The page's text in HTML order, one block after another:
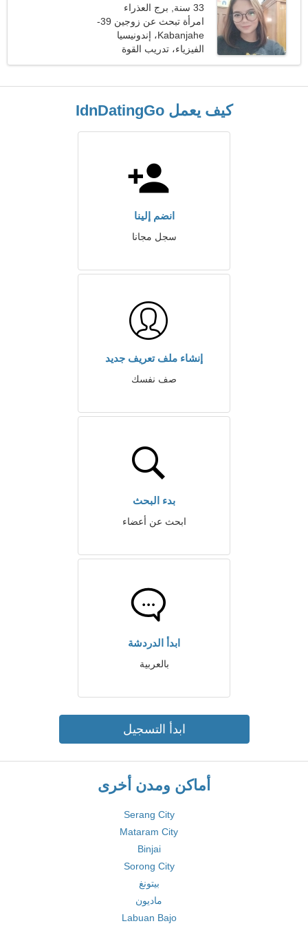
33 سنة, برج العذراء
امرأة تبحث عن زوجين 39-
45
Kabanjahe، إندونيسيا
الفيزياء، تدريب القوة
كيف يعمل IdnDatingGo
انضم إلينا
سجل مجانا
إنشاء ملف تعريف جديد
صف نفسك
بدء البحث
ابحث عن أعضاء
ابدأ الدردشة
بالعربية
ابدأ التسجيل
أماكن ومدن أخرى
Serang City
Mataram City
Binjai
Sorong City
بيتونغ
ماديون
Labuan Bajo